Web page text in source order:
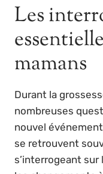
Les
mamans
Durant la
nombreuses
nouvel
se retrouvent
s’interrogeant sur